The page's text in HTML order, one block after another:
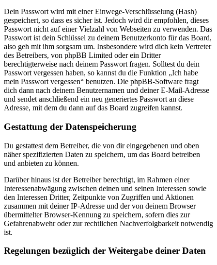
Dein Passwort wird mit einer Einwege-Verschlüsselung (Hash)
gespeichert, so dass es sicher ist. Jedoch wird dir empfohlen, dieses
Passwort nicht auf einer Vielzahl von Webseiten zu verwenden. Das
Passwort ist dein Schlüssel zu deinem Benutzerkonto für das Board,
also geh mit ihm sorgsam um. Insbesondere wird dich kein Vertreter
des Betreibers, von phpBB Limited oder ein Dritter
berechtigterweise nach deinem Passwort fragen. Solltest du dein
Passwort vergessen haben, so kannst du die Funktion „Ich habe
mein Passwort vergessen“ benutzen. Die phpBB-Software fragt
dich dann nach deinem Benutzernamen und deiner E-Mail-Adresse
und sendet anschließend ein neu generiertes Passwort an diese
Adresse, mit dem du dann auf das Board zugreifen kannst.
Gestattung der Datenspeicherung
Du gestattest dem Betreiber, die von dir eingegebenen und oben
näher spezifizierten Daten zu speichern, um das Board betreiben
und anbieten zu können.
Darüber hinaus ist der Betreiber berechtigt, im Rahmen einer
Interessenabwägung zwischen deinen und seinen Interessen sowie
den Interessen Dritter, Zeitpunkte von Zugriffen und Aktionen
zusammen mit deiner IP-Adresse und der von deinem Browser
übermittelter Browser-Kennung zu speichern, sofern dies zur
Gefahrenabwehr oder zur rechtlichen Nachverfolgbarkeit notwendig
ist.
Regelungen bezüglich der Weitergabe deiner Daten